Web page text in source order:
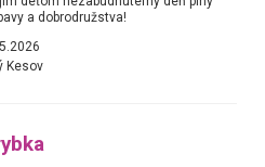
a dobrodružstva!
Kesov